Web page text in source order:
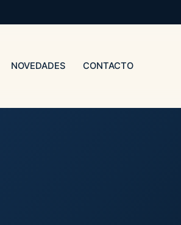
NOVEDADES CONTACTO